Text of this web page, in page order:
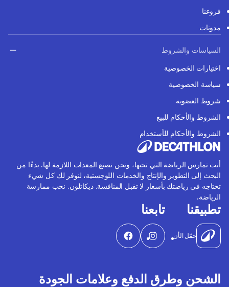
فروعنا
مدونات
السياسات والشروط
اختيارات الخصوصية
سياسة الخصوصية
شروط العضوية
الشروط والأحكام للبيع
الشروط والأحكام للأستخدام
أنت تمارس الرياضة التي تحبها، ونحن نصنع المعدات اللازمة لها. بدءًا من
البحث إلى التطوير والإنتاج والخدمات اللوجستية، لنوفر لك كل شيء
تحتاجه في رياضتك بأسعار لا تقبل المنافسة. ديكاتلون. نحب ممارسة
الرياضة.
تطبيقنا
حمّل الأن
تابعنا
الشحن وطرق الدفع وعلامات الجودة